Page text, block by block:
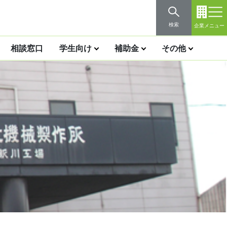
検索 企業メニュー
相談窓口 学生向け 補助金 その他